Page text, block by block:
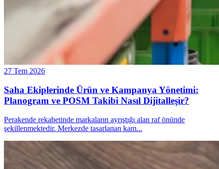
27 Tem 2026
Saha Ekiplerinde Ürün ve Kampanya Yönetimi:
Planogram ve POSM Takibi Nasıl Dijitalleşir?
Perakende rekabetinde markaların ayrıştığı alan raf önünde
şekillenmektedir. Merkezde tasarlanan kam...